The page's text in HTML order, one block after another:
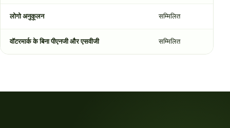
लोगो अनुकूलन सम्मिलित
वॉटरमार्क के बिना पीएनजी और एसवीजी सम्मिलित